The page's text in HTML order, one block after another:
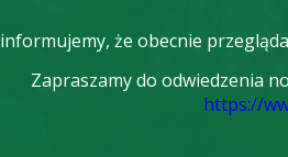
informujemy, że obecnie
Zapraszamy do odwiedzenia
https://